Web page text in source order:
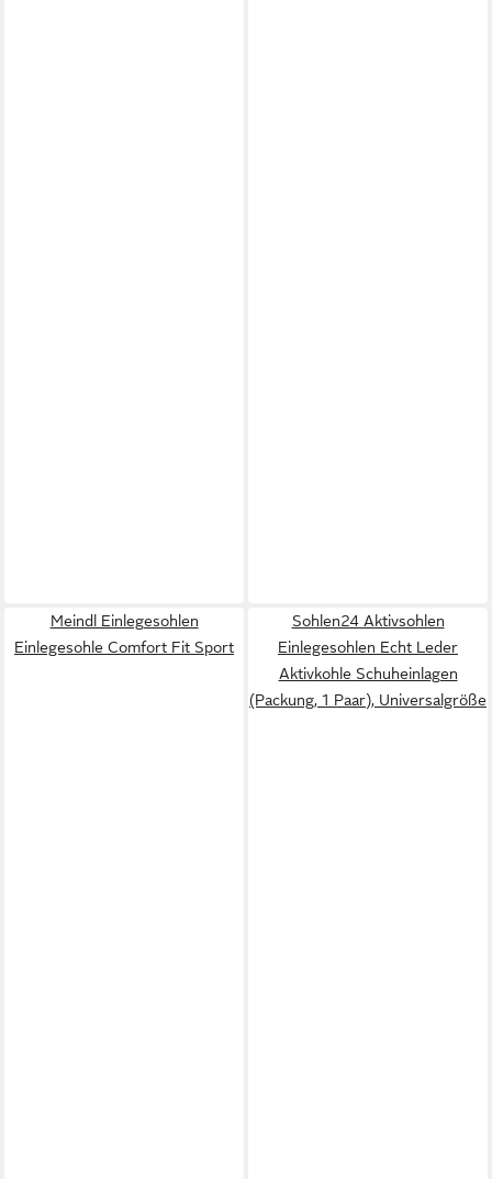
Meindl Einlegesohlen
Einlegesohle Comfort Fit Sport
Sohlen24 Aktivsohlen
Einlegesohlen Echt Leder
Aktivkohle Schuheinlagen
(Packung, 1 Paar), Universalgröße